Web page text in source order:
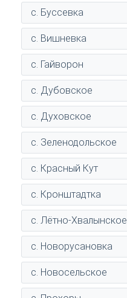
с. Буссевка
с. Вишневка
с. Гайворон
с. Дубовское
с. Духовское
с. Зеленодольское
с. Красный Кут
с. Кронштадтка
с. Лётно-Хвалынское
с. Новорусановка
с. Новосельское